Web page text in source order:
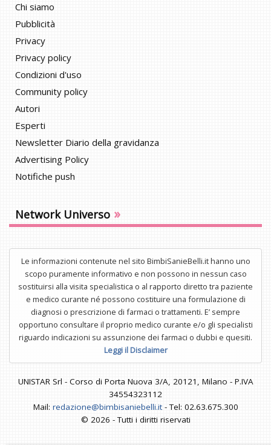
Chi siamo
Pubblicità
Privacy
Privacy policy
Condizioni d'uso
Community policy
Autori
Esperti
Newsletter Diario della gravidanza
Advertising Policy
Notifiche push
Network Universo »
Le informazioni contenute nel sito BimbiSanieBelli.it hanno uno
scopo puramente informativo e non possono in nessun caso
sostituirsi alla visita specialistica o al rapporto diretto tra paziente
e medico curante né possono costituire una formulazione di
diagnosi o prescrizione di farmaci o trattamenti. E’ sempre
opportuno consultare il proprio medico curante e/o gli specialisti
riguardo indicazioni su assunzione dei farmaci o dubbi e quesiti.
Leggi il Disclaimer
UNISTAR Srl - Corso di Porta Nuova 3/A, 20121, Milano - P.IVA
34554323112
Mail: redazione@bimbisaniebelli.it- Tel: 02.63.675.300
© 2026 - Tutti i diritti riservati